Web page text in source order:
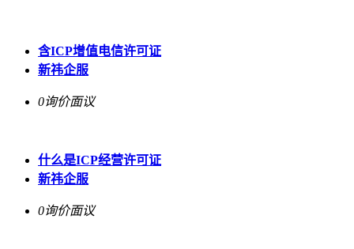
含ICP增值电信许可证
新祎企服
0询价面议
什么是ICP经营许可证
新祎企服
0询价面议